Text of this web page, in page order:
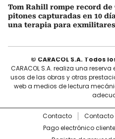
Tom Rahill rompe record de
pitones capturadas en 10
una terapia para
© CARACOL S.A. Todos
CARACOL S.A. realiza una
usos de las obras y otras
web a medios de lectura
Contacto Contacto
Pago electrónico